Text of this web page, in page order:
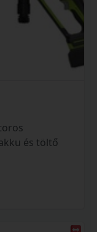
és töltő